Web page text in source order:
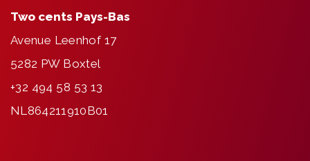
Two cents Pays-Bas
Avenue Leenhof 17
5282 PW Boxtel
+32 494 58 53 13
NL864211910B01